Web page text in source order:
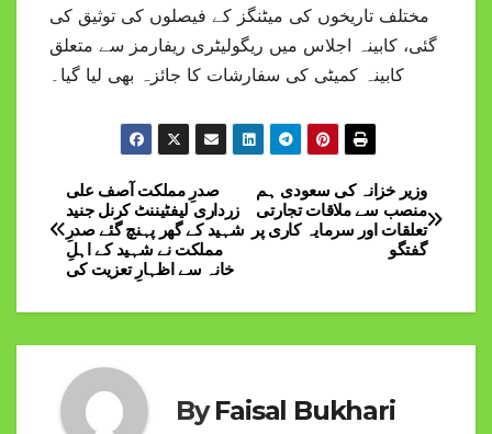
مختلف تاریخوں کی میٹنگز کے فیصلوں کی توثیق کی
گئی، کابینہ اجلاس میں ریگولیٹری ریفارمز سے متعلق
کابینہ کمیٹی کی سفارشات کا جائزہ بھی لیا گیا۔
Post
navigation
وزیر خزانہ کی سعودی ہم
منصب سے ملاقات تجارتی
تعلقات اور سرمایہ کاری پر
گفتگو
صدرِ مملکت آصف علی
زرداری لیفٹیننٹ کرنل جنید
شہید کے گھر پہنچ گئے صدرِ
مملکت نے شہید کے اہلِ
خانہ سے اظہارِ تعزیت کی
ByFaisal Bukhari